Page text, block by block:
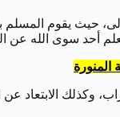
حيث يقوم
أحد سوى الله عن
وكذلك الابتعاد